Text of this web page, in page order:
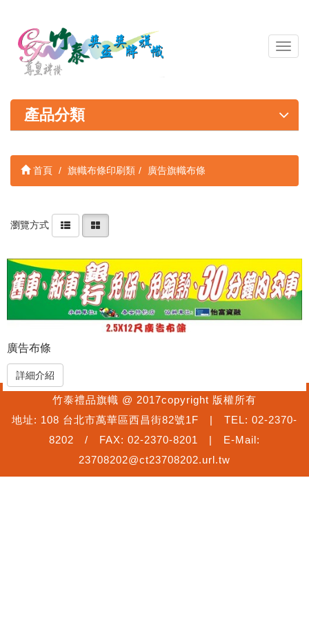
導
覽
關
產品分類
首頁 旗幟布條印刷類 廣告旗幟布條
瀏覽方式
廣告布條
詳細介紹
竹泰禮品旗幟 @ 2017copyright 版權所有
地址: 108 台北市萬華區西昌街82號1F | TEL: 02-2370-
8202 / FAX: 02-2370-8201 | E-Mail:
23708202@ct23708202.url.tw